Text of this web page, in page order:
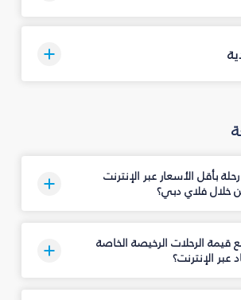
بأقل الأسعار عبر الإنترنت
خلال فلاي دبي؟
الرحلات الرخيصة الخاصة
عبر الإنترنت؟